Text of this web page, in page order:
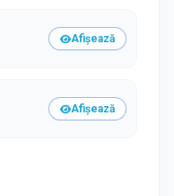
Afișează
Afișează